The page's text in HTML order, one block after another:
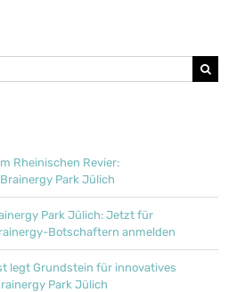
Rheinischen Revier:
Park Jülich
Park Jülich: Jetzt für
Botschaftern anmelden
legt Grundstein für innovatives
Park Jülich